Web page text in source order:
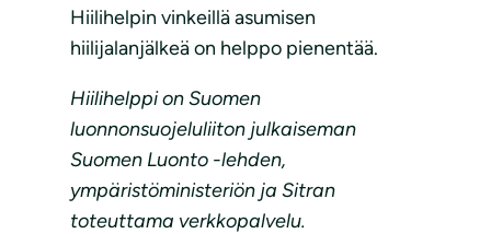
Hiilihelpin vinkeillä asumisen
hiilijalanjälkeä on helppo pienentää.
Hiilihelppi on Suomen
luonnonsuojeluliiton julkaiseman
Suomen Luonto -lehden,
ympäristöministeriön ja Sitran
toteuttama verkkopalvelu.